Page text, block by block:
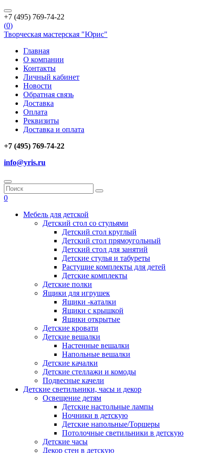
+7 (495) 769-74-22
(0)
Творческая мастерская "Юрис"
Главная
О компании
Контакты
Личный кабинет
Новости
Обратная связь
Доставка
Оплата
Реквизиты
Доставка и оплата
+7 (495) 769-74-22
info@yris.ru
0
Мебель для детской
Детский стол со стульями
Детский стол круглый
Детский стол прямоугольный
Детский стол для занятий
Детские стулья и табуреты
Растущие комплекты для детей
Детские комплекты
Детские полки
Ящики для игрушек
Ящики -каталки
Ящики с крышкой
Ящики открытые
Детские кровати
Детские вешалки
Настенные вешалки
Напольные вешалки
Детские качалки
Детские стеллажи и комоды
Подвесные качели
Детские светильники, часы и декор
Освещение детям
Детские настольные лампы
Ночники в детскую
Детские напольные/Торшеры
Потолочные светильники в детскую
Детские часы
Декор стен в детскую